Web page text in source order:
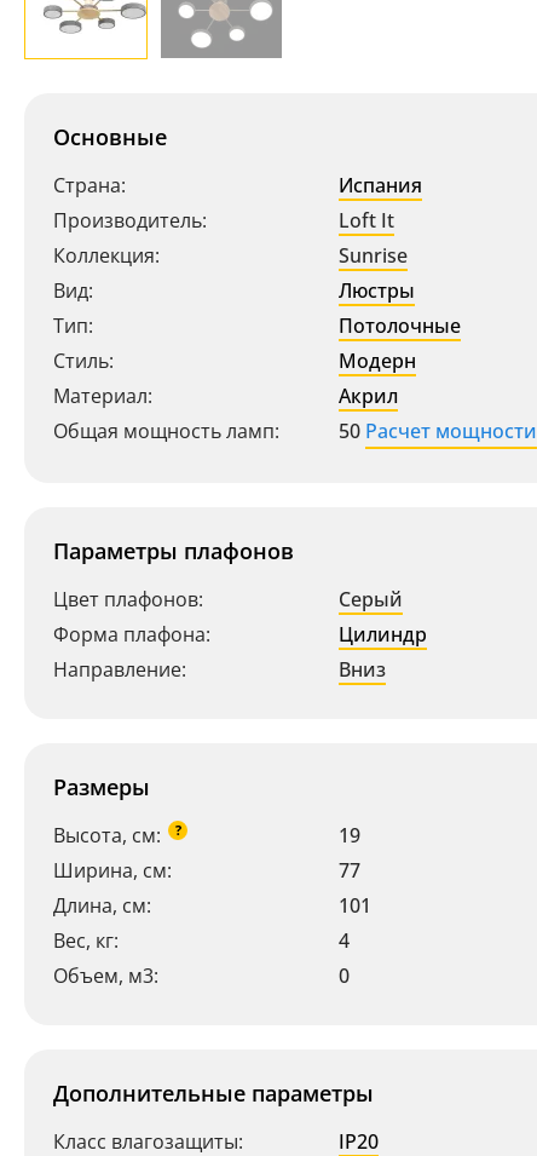
Основные
Страна:
Испания
Производитель:
Loft It
Коллекция:
Sunrise
Вид:
Люстры
Тип:
Потолочные
Стиль:
Модерн
Материал:
Акрил
Общая мощность ламп:
50 Расчет мощности
Параметры плафонов
Цвет плафонов:
Серый
Форма плафона:
Цилиндр
Направление:
Вниз
Размеры
Высота, см: ?
19
Ширина, см:
77
Длина, см:
101
Вес, кг:
4
Объем, м3:
0
Дополнительные параметры
Класс влагозащиты:
IP20